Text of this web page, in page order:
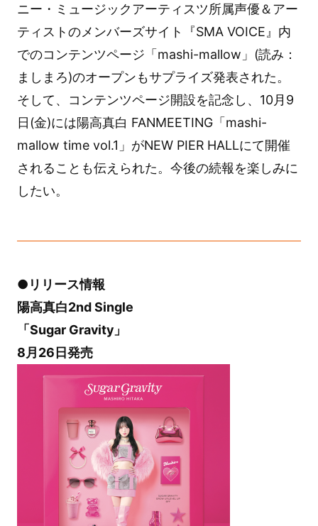
ニー・ミュージックアーティスツ所属声優＆アー
ティストのメンバーズサイト『SMA VOICE』内
でのコンテンツページ「mashi-mallow」(読み：
ましまろ)のオープンもサプライズ発表された。
そして、コンテンツページ開設を記念し、10月9
日(金)には陽高真白 FANMEETING「mashi-
mallow time vol.1」がNEW PIER HALLにて開催
されることも伝えられた。今後の続報を楽しみに
したい。
●リリース情報
陽高真白2nd Single
「Sugar Gravity」
8月26日発売